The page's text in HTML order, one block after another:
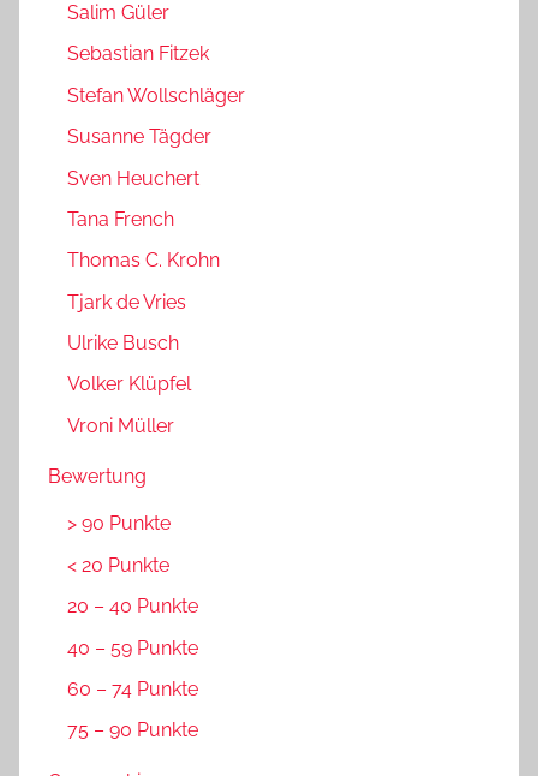
Salim Güler
Sebastian Fitzek
Stefan Wollschläger
Susanne Tägder
Sven Heuchert
Tana French
Thomas C. Krohn
Tjark de Vries
Ulrike Busch
Volker Klüpfel
Vroni Müller
Bewertung
> 90 Punkte
< 20 Punkte
20 – 40 Punkte
40 – 59 Punkte
60 – 74 Punkte
75 – 90 Punkte